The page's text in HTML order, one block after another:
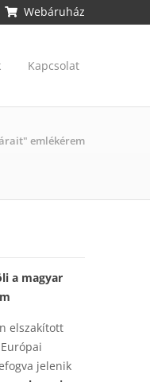
Webáruház
Kapcsolat
emlékérem
a magyar
elszakított
jelenik